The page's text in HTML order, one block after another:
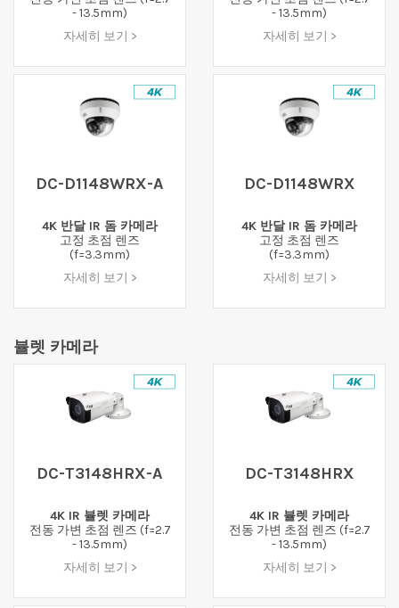
- 13.5mm)
자세히 보기 >
- 13.5mm)
자세히 보기 >
DC-D1148WRX-A
4K 반달 IR 돔 카메라
고정 초점 렌즈
(f=3.3mm)
자세히 보기 >
DC-D1148WRX
4K 반달 IR 돔 카메라
고정 초점 렌즈
(f=3.3mm)
자세히 보기 >
뷸렛 카메라
DC-T3148HRX-A
4K IR 뷸렛 카메라
전동 가변 초점 렌즈 (f=2.7
- 13.5mm)
자세히 보기 >
DC-T3148HRX
4K IR 뷸렛 카메라
전동 가변 초점 렌즈 (f=2.7
- 13.5mm)
자세히 보기 >